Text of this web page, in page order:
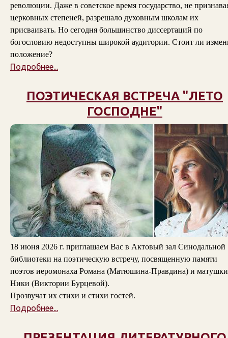
революции. Даже в советское время государство, не
церковных степеней, разрешало духовным школам их
присваивать. Но сегодня большинство диссертаций по
богословию недоступны широкой аудитории. Стоит ли
положение?
Подробнее...
ПОЭТИЧЕСКАЯ ВСТРЕЧА "ЛЕТО
ГОСПОДНЕ"
18 июня 2026 г. приглашаем Вас в Актовый зал Синодальной
библиотеки на поэтическую встречу, посвященную памяти
поэтов иеромонаха Романа (Матюшина-Правдина) и матушки
Ники (Виктории Бурцевой).
Прозвучат их стихи и стихи гостей.
Подробнее...